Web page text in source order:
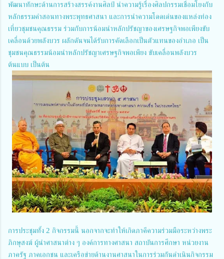
พัฒนาทักษะด้านการสร้างสรรค์งานศิลป์ นำความรู้เรื่องศิลปกรรมเชื่อมโยงกับ
หลักธรรมคำสอนทางพระพุทธศาสนา และการนำความโดดเด่นของแหล่งท่อง
เที่ยวชุมชนคุณธรรม ร่วมกับการน้อมนําหลักปรัชญาของเศรษฐกิจพอเพียงขับ
เคลื่อนด้วยพลังบวร ผลักดันจนได้รับการคัดเลือกเป็นตัวแทนของอำเภอ เป็น
ชุมชนคุณธรรมน้อมนำหลักปรัชญาเศรษฐกิจพอเพียง ขับเคลื่อนพลังบวร
ต้นแบบ เป็นต้น
การประชุมทั้ง 2 กิจกรรมนี้ นอกจากจะทำให้เกิดภาคีความร่วมมือระหว่างพระ
ภิกษุสงฆ์ ผู้นำศาสนาต่าง ๆ องค์การทางศาสนา สถาบันการศึกษา หน่วยงาน
ภาครัฐ ภาคเอกชน และเครือข่ายด้านงานศาสนาในการร่วมกันดำเนินกิจกรรม